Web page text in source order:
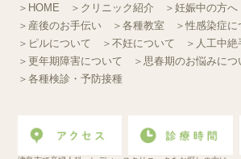
＞HOME ＞クリニック紹介 ＞妊娠中の方へ
＞産後のお手伝い
＞各種教室
＞性感染症に
＞ピルについて
＞不妊について
＞人工中
＞更年期障害について
＞思春期のお悩みにつ
＞各種検診・予防接種